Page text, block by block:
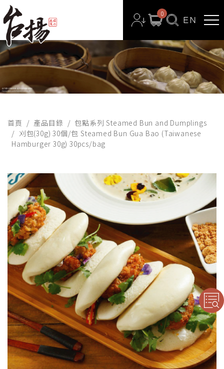
0
首頁 產品目錄
包點系列 Steamed Bun and Dumplings
刈包(30g) 30個/包 Steamed Bun Gua Bao (Taiwanese
Hamburger 30g) 30pcs/bag